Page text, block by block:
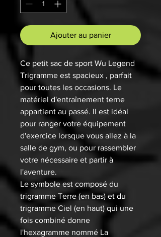
Ajouter au panier
Ce petit sac de sport Wu Legend
Trigramme est spacieux , parfait
pour toutes les occasions. Le
matériel d'entraînement terne
appartient au passé. Il est idéal
pour ranger votre équipement
d'exercice lorsque vous allez à la
salle de gym, ou pour rassembler
votre nécessaire et partir à
l'aventure.
Le symbole est composé du
trigramme Terre (en bas) et du
trigramme Ciel (en haut) qui une
fois combiné donne
l'hexagramme nommé La